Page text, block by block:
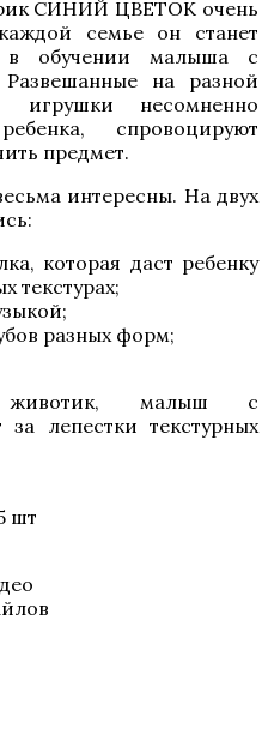
СИНИЙ ЦВЕТОК очень
семье он станет
в обучении малыша с
на разной
игрушки несомненно
спровоцируют
предмет.
интересны. На двух
которая даст ребенку
текстурах;
разных форм;
животик, малыш с
за лепестки текстурных
шт